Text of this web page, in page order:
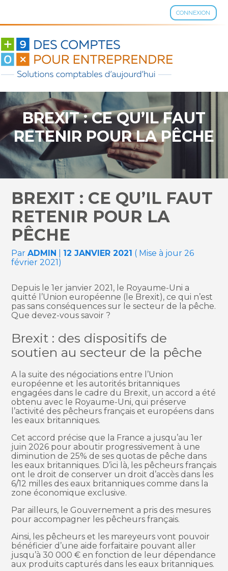
CONNEXION
Aller
contenu
BREXIT : CE QU’IL FAUT
RETENIR POUR LA PÊCHE
BREXIT : CE QU’IL FAUT
RETENIR POUR LA
PÊCHE
ParADMIN 12 JANVIER 2021 ( Mise à jour 26
février 2021)
Depuis le 1er janvier 2021, le Royaume-Uni a
quitté l’Union européenne (le Brexit), ce qui n’est
pas sans conséquences sur le secteur de la pêche.
Que devez-vous savoir ?
Brexit : des dispositifs de
soutien au secteur de la pêche
A la suite des négociations entre l’Union
européenne et les autorités britanniques
engagées dans le cadre du Brexit, un accord a été
obtenu avec le Royaume-Uni, qui préserve
l’activité des pêcheurs français et européens dans
les eaux britanniques.
Cet accord précise que la France a jusqu’au 1er
juin 2026 pour aboutir progressivement à une
diminution de 25% de ses quotas de pêche dans
les eaux britanniques. D’ici là, les pêcheurs français
ont le droit de conserver un droit d’accès dans les
6/12 milles des eaux britanniques comme dans la
zone économique exclusive.
Par ailleurs, le Gouvernement a pris des mesures
pour accompagner les pêcheurs français.
Ainsi, les pêcheurs et les mareyeurs vont pouvoir
bénéficier d’une aide forfaitaire pouvant aller
jusqu’à 30 000 € en fonction de leur dépendance
aux produits capturés dans les eaux britanniques.